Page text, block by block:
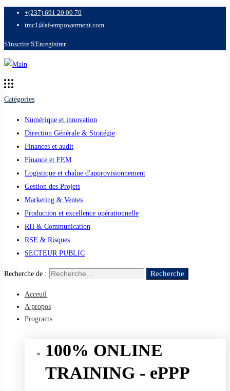
+(237) 691 20 00 70
tmc1@af-empowerment.com
S'inscrire S'Enregistrer
Catégories
Numérique et innovation
Direction Générale & Stratégie
Finances et audit
Finance et FEM
Logistique et chaîne d'approvisionnement
Gestion des Projets
Marketing & Ventes
Production et excellence opérationnelle
RH & Communication
RSE & Risques
SECTEUR PUBLIC
Recherche de : Recherche
Acceuil
A propos
Programs
100% ONLINE
TRAINING - ePPP